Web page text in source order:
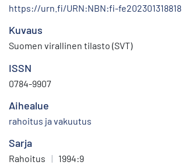
https://urn.fi/URN:NBN:fi-fe202301318818
Kuvaus
Suomen virallinen tilasto (SVT)
ISSN
0784-9907
Aihealue
rahoitus ja vakuutus
Sarja
Rahoitus | 1994:9